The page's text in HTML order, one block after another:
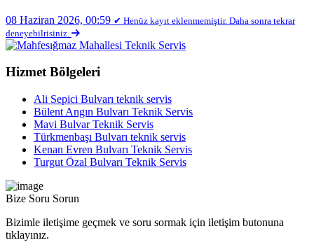
08 Haziran 2026, 00:59 ✔ Henüz kayıt eklenmemiştir. Daha sonra tekrar
deneyebilrisiniz.
Hizmet Bölgeleri
Ali Sepici Bulvarı teknik servis
Bülent Angın Bulvarı Teknik Servis
Mavi Bulvar Teknik Servis
Türkmenbaşı Bulvarı teknik servis
Kenan Evren Bulvarı Teknik Servis
Turgut Özal Bulvarı Teknik Servis
Bize Soru Sorun
Bizimle iletişime geçmek ve soru sormak için iletişim butonuna
tıklayınız.